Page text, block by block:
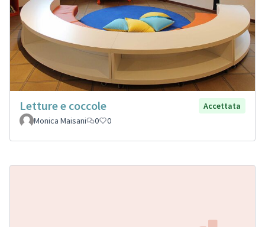
Letture e coccole
Accettata
Monica Maisani
0 0